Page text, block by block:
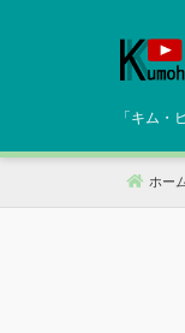
へ
動
「 キム・
ホー